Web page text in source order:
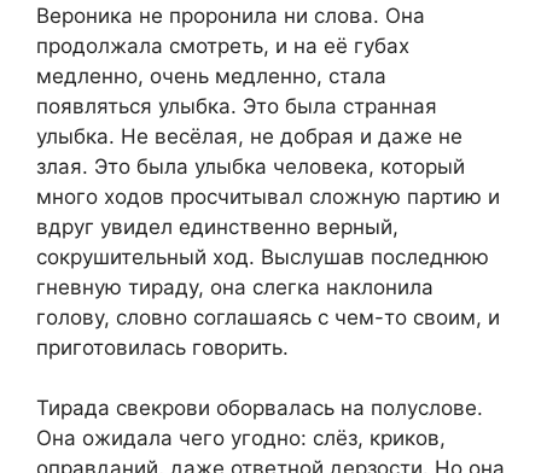
Вероника не проронила ни слова. Она
продолжала смотреть, и на её губах
медленно, очень медленно, стала
появляться улыбка. Это была странная
улыбка. Не весёлая, не добрая и даже не
злая. Это была улыбка человека, который
много ходов просчитывал сложную партию и
вдруг увидел единственно верный,
сокрушительный ход. Выслушав последнюю
гневную тираду, она слегка наклонила
голову, словно соглашаясь с чем-то своим, и
приготовилась говорить.
Тирада свекрови оборвалась на полуслове.
Она ожидала чего угодно: слёз, криков,